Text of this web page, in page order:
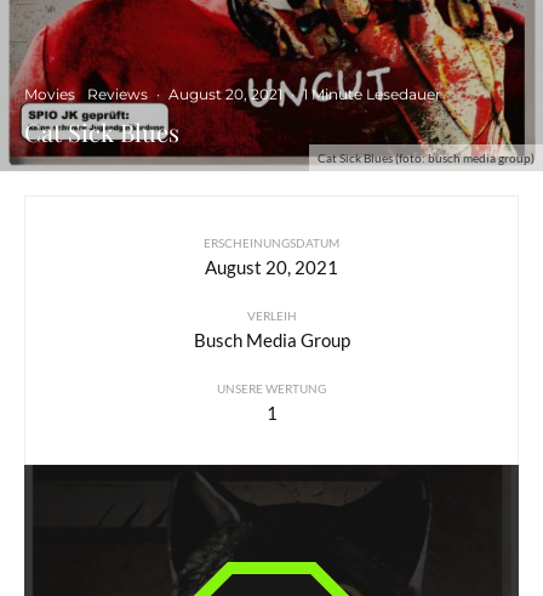
Cat Sick Blues (foto: busch media group)
Movies Reviews · August 20, 2021 · 1 Minute Lesedauer
Cat Sick Blues
ERSCHEINUNGSDATUM
August 20, 2021
VERLEIH
Busch Media Group
UNSERE WERTUNG
1